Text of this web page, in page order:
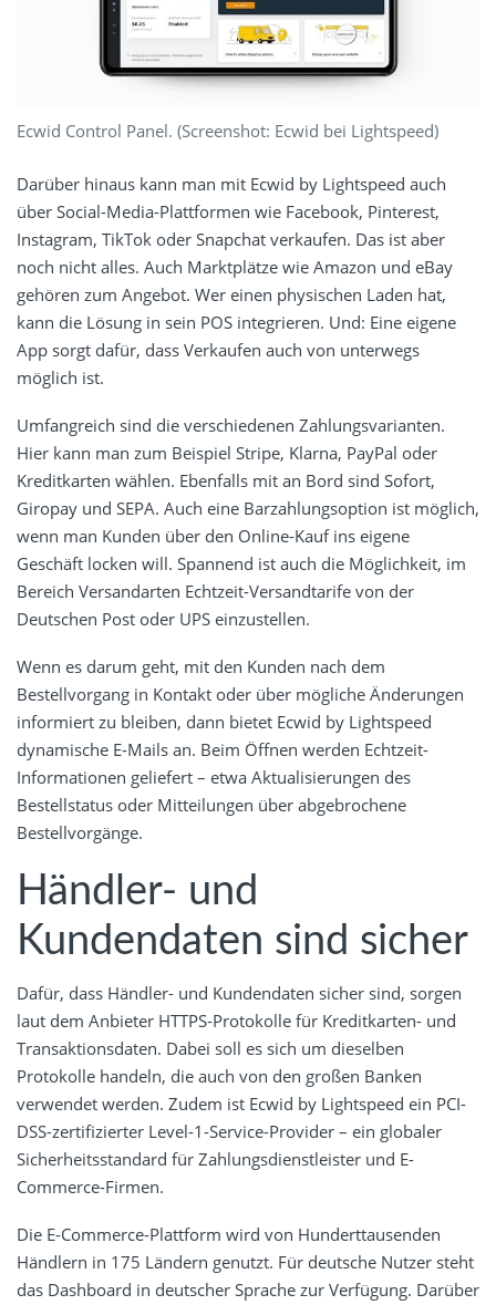
Ecwid Control Panel. (Screenshot: Ecwid bei Lightspeed)
Darüber hinaus kann man mit Ecwid by Lightspeed auch
über Social-Media-Plattformen wie Facebook, Pinterest,
Instagram, TikTok oder Snapchat verkaufen. Das ist aber
noch nicht alles. Auch Marktplätze wie Amazon und eBay
gehören zum Angebot. Wer einen physischen Laden hat,
kann die Lösung in sein POS integrieren. Und: Eine eigene
App sorgt dafür, dass Verkaufen auch von unterwegs
möglich ist.
Umfangreich sind die verschiedenen Zahlungsvarianten.
Hier kann man zum Beispiel Stripe, Klarna, PayPal oder
Kreditkarten wählen. Ebenfalls mit an Bord sind Sofort,
Giropay und SEPA. Auch eine Barzahlungsoption ist möglich,
wenn man Kunden über den Online-Kauf ins eigene
Geschäft locken will. Spannend ist auch die Möglichkeit, im
Bereich Versandarten Echtzeit-Versandtarife von der
Deutschen Post oder UPS einzustellen.
Wenn es darum geht, mit den Kunden nach dem
Bestellvorgang in Kontakt oder über mögliche Änderungen
informiert zu bleiben, dann bietet Ecwid by Lightspeed
dynamische E-Mails an. Beim Öffnen werden Echtzeit-
Informationen geliefert – etwa Aktualisierungen des
Bestellstatus oder Mitteilungen über abgebrochene
Bestellvorgänge.
Händler- und
Kundendaten sind sicher
Dafür, dass Händler- und Kundendaten sicher sind, sorgen
laut dem Anbieter HTTPS-Protokolle für Kreditkarten- und
Transaktionsdaten. Dabei soll es sich um dieselben
Protokolle handeln, die auch von den großen Banken
verwendet werden. Zudem ist Ecwid by Lightspeed ein PCI-
DSS-zertifizierter Level-1-Service-Provider – ein globaler
Sicherheitsstandard für Zahlungsdienstleister und E-
Commerce-Firmen.
Die E-Commerce-Plattform wird von Hunderttausenden
Händlern in 175 Ländern genutzt. Für deutsche Nutzer steht
das Dashboard in deutscher Sprache zur Verfügung. Darüber